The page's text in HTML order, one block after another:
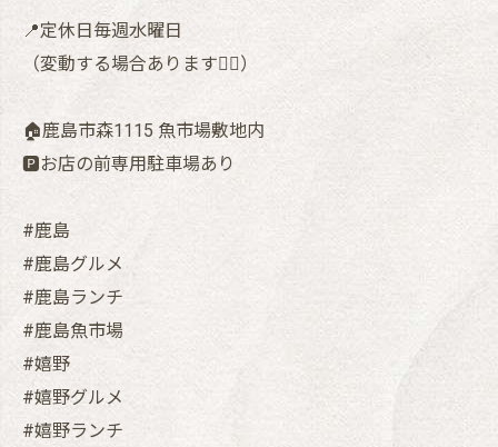
📍定休日毎週水曜日
（変動する場合あります🙇‍♂️）
🏠鹿島市森1115 魚市場敷地内
🅿️お店の前専用駐車場あり
#鹿島
#鹿島グルメ
#鹿島ランチ
#鹿島魚市場
#嬉野
#嬉野グルメ
#嬉野ランチ